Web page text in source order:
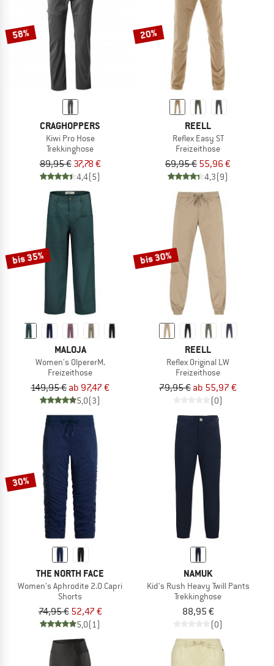
58%
CRAGHOPPERS
Kiwi Pro Hose
Trekkinghose
89,95 € 37,78 €
4,4(5)
20%
REELL
Reflex Easy ST
Freizeithose
69,95 € 55,96 €
4,3(9)
bis 35%
MALOJA
Women's OlpererM.
Freizeithose
149,95 € ab 97,47 €
5,0(3)
bis 30%
REELL
Reflex Original LW
Freizeithose
79,95 € ab 55,97 €
(0)
30%
THE NORTH FACE
Women's Aphrodite 2.0 Capri
Shorts
74,95 € 52,47 €
5,0(1)
NAMUK
Kid's Rush Heavy Twill Pants
Trekkinghose
88,95 €
(0)